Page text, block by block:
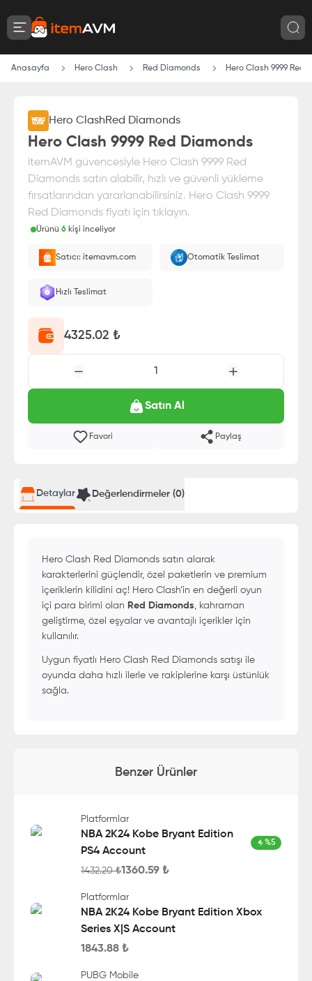
Anasayfa Hero Clash Red Diamonds Hero Clash 9999 Red
Hero ClashRed Diamonds
Hero Clash 9999 Red Diamonds
itemAVM güvencesiyle Hero Clash 9999 Red
Diamonds satın alabilir, hızlı ve güvenli yükleme
fırsatlarından yararlanabilirsiniz. Hero Clash 9999
Red Diamonds fiyatı için tıklayın.
Ürünü 6 kişi inceliyor
E-Pin olarak yüklenir.
Satıcı: itemavm.com Otomatik Teslimat
Hızlı Teslimat
4325.02 ₺
1
Satın Al
Favori Paylaş
Detaylar Değerlendirmeler (0)
Hero Clash Red Diamonds satın alarak
karakterlerini güçlendir, özel paketlerin ve premium
içeriklerin kilidini aç! Hero Clash’in en değerli oyun
içi para birimi olan Red Diamonds, kahraman
geliştirme, özel eşyalar ve avantajlı içerikler için
kullanılır.
Uygun fiyatlı Hero Clash Red Diamonds satışı ile
oyunda daha hızlı ilerle ve rakiplerine karşı üstünlük
sağla.
Benzer Ürünler
Platformlar
NBA 2K24 Kobe Bryant Edition
PS4 Account
%5
1432.20₺1360.59 ₺
Platformlar
NBA 2K24 Kobe Bryant Edition Xbox
Series X|S Account
1843.88 ₺
PUBG Mobile